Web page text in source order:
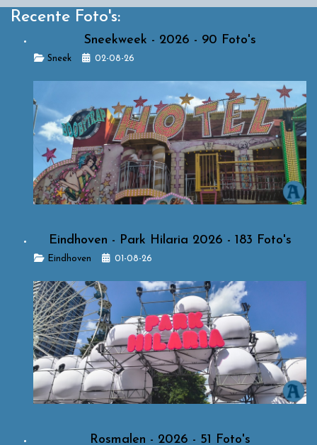
Recente Foto's:
Sneekweek - 2026 - 90 Foto's
Details
Sneek 02-08-26
Eindhoven - Park Hilaria 2026 - 183 Foto's
DetailsEindhoven 01-08-26
Rosmalen - 2026 - 51 Foto's